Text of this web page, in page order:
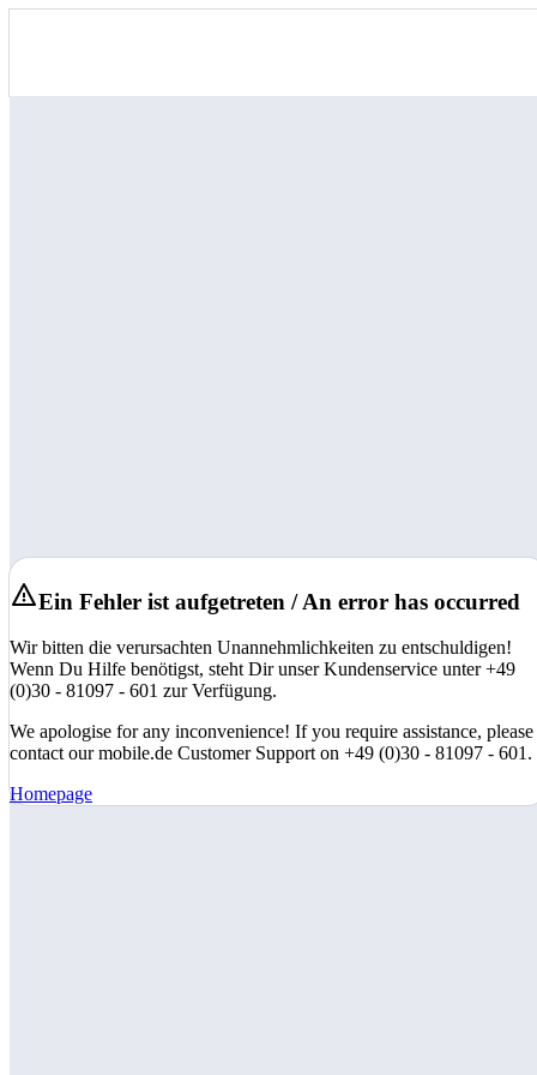
Ein Fehler ist aufgetreten / An error has occurred
Wir bitten die verursachten Unannehmlichkeiten zu entschuldigen!
Wenn Du Hilfe benötigst, steht Dir unser Kundenservice unter +49
(0)30 - 81097 - 601 zur Verfügung.
We apologise for any inconvenience! If you require assistance, please
contact our mobile.de Customer Support on +49 (0)30 - 81097 - 601.
Homepage